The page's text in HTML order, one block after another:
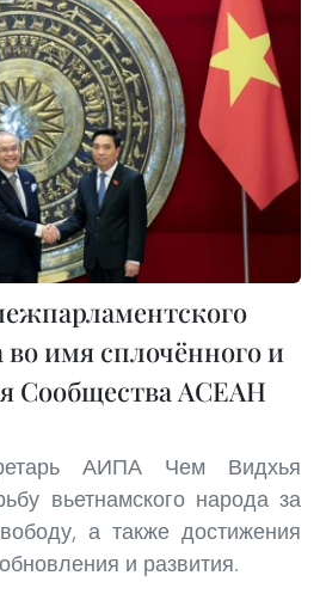
во имя сплочённого и
Сообщества АСЕАН
АИПА Чем Видхья
вьетнамского народа за
а также достижения
и развития.